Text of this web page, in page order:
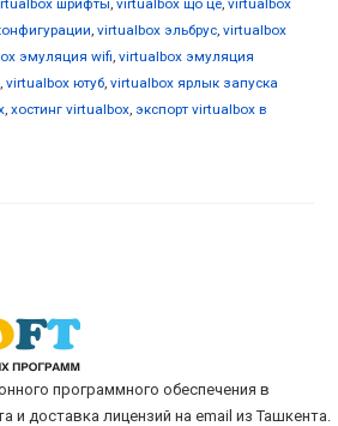
шрифты, virtualbox що це, virtualbox
, virtualbox эльбрус, virtualbox
эмуляция wifi, virtualbox эмуляция
, virtualbox ютуб, virtualbox ярлык запуска
, хостинг virtualbox, экспорт virtualbox в
программного обеспечения в
и доставка лицензий на email из Ташкента.